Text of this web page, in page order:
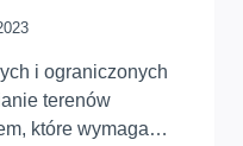
i ograniczonych
terenów
które wymaga…